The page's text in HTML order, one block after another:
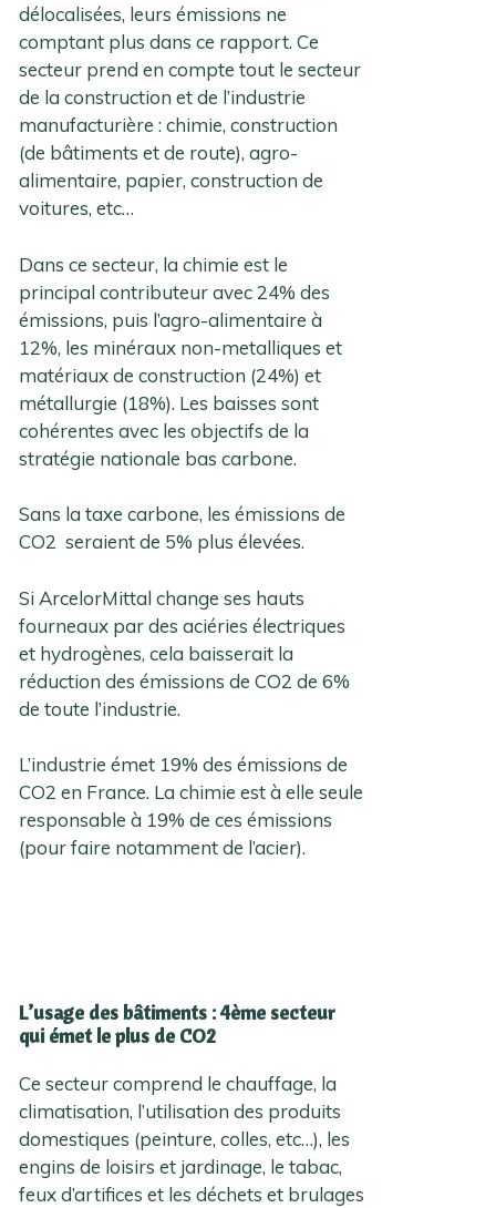
délocalisées, leurs émissions ne
comptant plus dans ce rapport. Ce
secteur prend en compte tout le secteur
de la construction et de l’industrie
manufacturière : chimie, construction
(de bâtiments et de route), agro-
alimentaire, papier, construction de
voitures, etc…
Dans ce secteur, la chimie est le
principal contributeur avec 24% des
émissions, puis l’agro-alimentaire à
12%, les minéraux non-metalliques et
matériaux de construction (24%) et
métallurgie (18%). Les baisses sont
cohérentes avec les objectifs de la
stratégie nationale bas carbone.
Sans la taxe carbone, les émissions de
CO2 seraient de 5% plus élevées.
Si ArcelorMittal change ses hauts
fourneaux par des aciéries électriques
et hydrogènes, cela baisserait la
réduction des émissions de CO2 de 6%
de toute l’industrie.
L’industrie émet 19% des émissions de
CO2 en France. La chimie est à elle seule
responsable à 19% de ces émissions
(pour faire notamment de l’acier).
L’usage des bâtiments : 4ème secteur
qui émet le plus de CO2
Ce secteur comprend le chauffage, la
climatisation, l’utilisation des produits
domestiques (peinture, colles, etc…), les
engins de loisirs et jardinage, le tabac,
feux d’artifices et les déchets et brulages